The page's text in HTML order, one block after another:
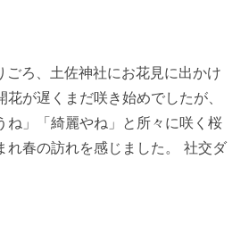
ごろ、土佐神社にお花見に出かけ
が遅くまだ咲き始めでしたが、
ね」「綺麗やね」と所々に咲く桜
れ春の訪れを感じました。 社交ダ